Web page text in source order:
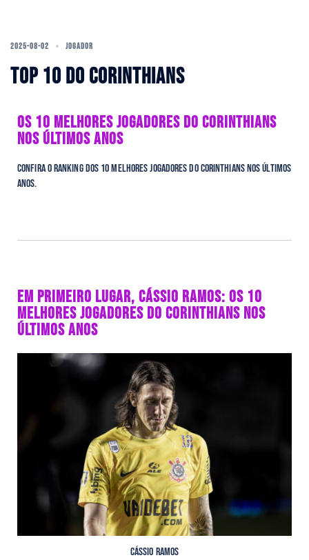
2025-08-02 JOGADOR
TOP 10 DO CORINTHIANS
OS 10 MELHORES JOGADORES DO CORINTHIANS
NOS ÚLTIMOS ANOS
Confira o ranking dos 10 melhores jogadores do Corinthians nos últimos
anos.
EM PRIMEIRO LUGAR, CÁSSIO RAMOS: OS 10
MELHORES JOGADORES DO CORINTHIANS NOS
ÚLTIMOS ANOS
Cássio Ramos